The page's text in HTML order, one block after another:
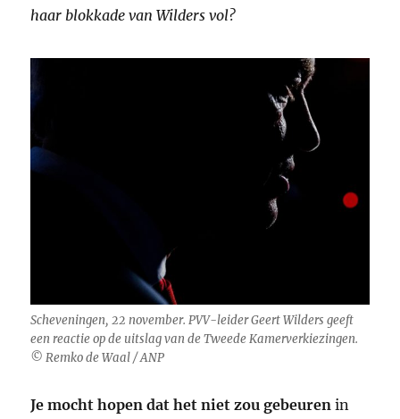
haar blokkade van Wilders vol?
Scheveningen, 22 november. PVV-leider Geert Wilders geeft
een reactie op de uitslag van de Tweede Kamerverkiezingen.
© Remko de Waal / ANP
Je mocht hopen dat het niet zou gebeuren in